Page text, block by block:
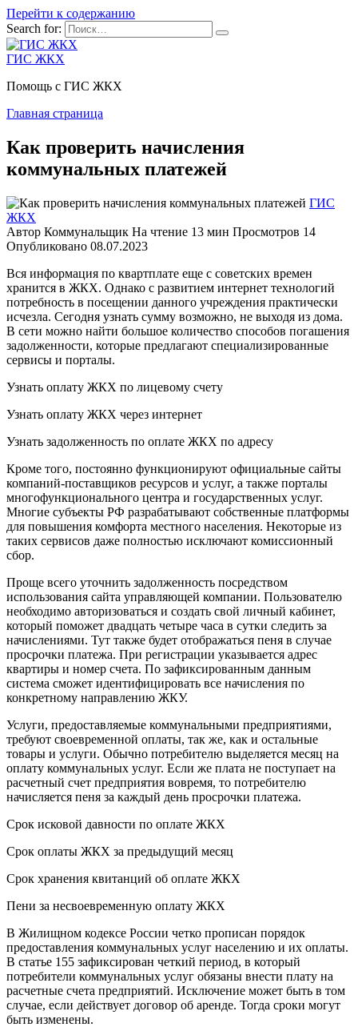
Перейти к содержанию
Search for:
ГИС ЖКХ
Помощь с ГИС ЖКХ
Главная страница
Как проверить начисления
коммунальных платежей
ГИС
ЖКХ
Автор Коммунальщик На чтение 13 мин Просмотров 14
Опубликовано 08.07.2023
Вся информация по квартплате еще с советских времен
хранится в ЖКХ. Однако с развитием интернет технологий
потребность в посещении данного учреждения практически
исчезла. Сегодня узнать сумму возможно, не выходя из дома.
В сети можно найти большое количество способов погашения
задолженности, которые предлагают специализированные
сервисы и порталы.
Узнать оплату ЖКХ по лицевому счету
Узнать оплату ЖКХ через интернет
Узнать задолженность по оплате ЖКХ по адресу
Кроме того, постоянно функционируют официальные сайты
компаний-поставщиков ресурсов и услуг, а также порталы
многофункционального центра и государственных услуг.
Многие субъекты РФ разрабатывают собственные платформы
для повышения комфорта местного населения. Некоторые из
таких сервисов даже полностью исключают комиссионный
сбор.
Проще всего уточнить задолженность посредством
использования сайта управляющей компании. Пользователю
необходимо авторизоваться и создать свой личный кабинет,
который поможет двадцать четыре часа в сутки следить за
начислениями. Тут также будет отображаться пеня в случае
просрочки платежа. При регистрации указывается адрес
квартиры и номер счета. По зафиксированным данным
система сможет идентифицировать все начисления по
конкретному направлению ЖКУ.
Услуги, предоставляемые коммунальными предприятиями,
требуют своевременной оплаты, так же, как и остальные
товары и услуги. Обычно потребителю выделяется месяц на
оплату коммунальных услуг. Если же плата не поступает на
расчетный счет предприятия вовремя, то потребителю
начисляется пеня за каждый день просрочки платежа.
Срок исковой давности по оплате ЖКХ
Срок оплаты ЖКХ за предыдущий месяц
Срок хранения квитанций об оплате ЖКХ
Пени за несвоевременную оплату ЖКХ
В Жилищном кодексе России четко прописан порядок
предоставления коммунальных услуг населению и их оплаты.
В статье 155 зафиксирован четкий период, в который
потребители коммунальных услуг обязаны внести плату на
расчетные счета предприятий. Исключение может быть в том
случае, если действует договор об аренде. Тогда сроки могут
быть изменены.